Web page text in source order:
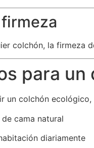
colchón, la firmeza
para
un colchón
cama natural
diariamente